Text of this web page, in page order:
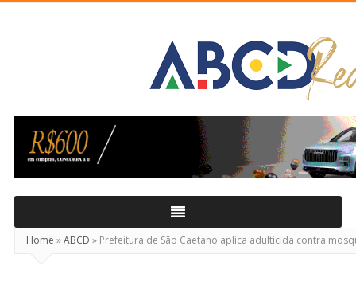
Real
Home »ABCD » Prefeitura de São Caetano aplica adulticida contra